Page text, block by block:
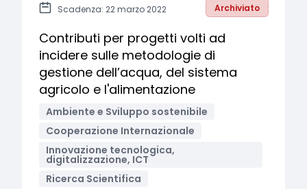
Scadenza: 22 marzo 2022 Archiviato
Contributi per progetti volti ad
incidere sulle metodologie di
gestione dell’acqua, del sistema
agricolo e l'alimentazione
Ambiente e Sviluppo sostenibile
Cooperazione Internazionale
Innovazione tecnologica,
digitalizzazione, ICT
Ricerca Scientifica